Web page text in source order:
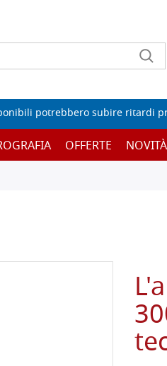
potrebbero subire ritardi
OFFERTE NOVITÀ